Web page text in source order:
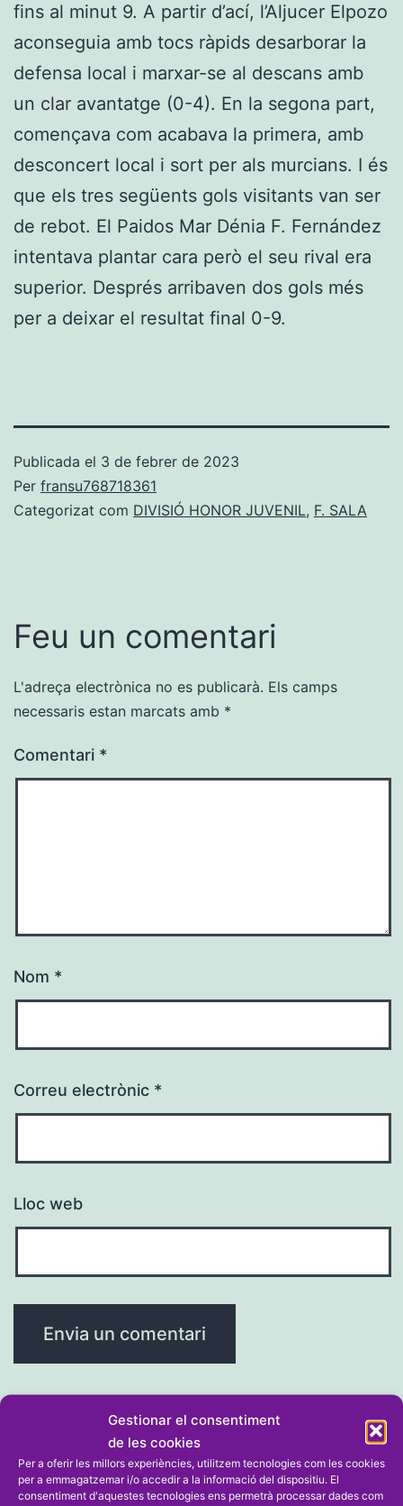
Gestionar el consentiment
de les cookies
Per a oferir les millors experiències, utilitzem tecnologies com les cookies
per a emmagatzemar i/o accedir a la informació del dispositiu. El
consentiment d'aquestes tecnologies ens permetrà processar dades com
fins al minut 9. A partir d’ací, l’Aljucer Elpozo
aconseguia amb tocs ràpids desarborar la
defensa local i marxar-se al descans amb
un clar avantatge (0-4). En la segona part,
començava com acabava la primera, amb
desconcert local i sort per als murcians. I és
que els tres següents gols visitants van ser
de rebot. El Paidos Mar Dénia F. Fernández
intentava plantar cara però el seu rival era
superior. Després arribaven dos gols més
per a deixar el resultat final 0-9.
Publicada el 3 de febrer de 2023
Per fransu768718361
Categorizat com DIVISIÓ HONOR JUVENIL, F. SALA
Feu un comentari
L'adreça electrònica no es publicarà. Els camps
necessaris estan marcats amb *
Comentari *
Nom *
Correu electrònic *
Lloc web
Navegació
Entrada anterior
Ciccone s’imposa a l’esprint en l’Alt